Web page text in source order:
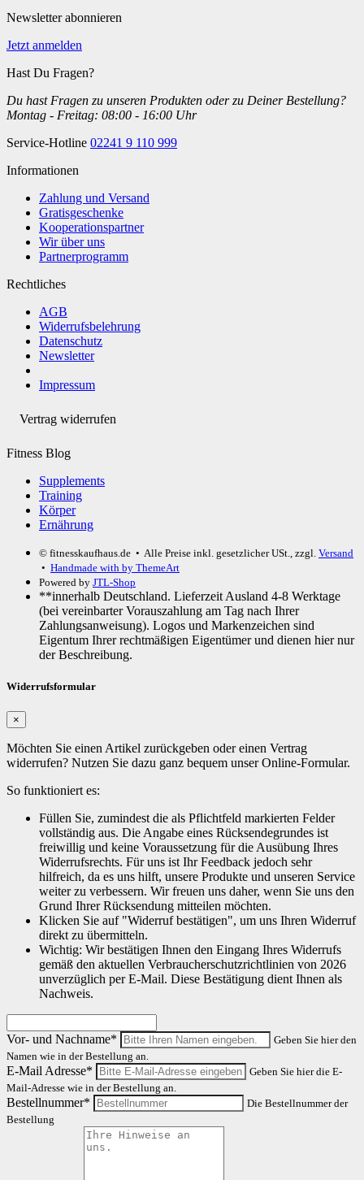
Newsletter abonnieren
Jetzt anmelden
Hast Du Fragen?
Du hast Fragen zu unseren Produkten oder zu Deiner Bestellung?
Montag - Freitag: 08:00 - 16:00 Uhr
Service-Hotline 02241 9 110 999
Informationen
Zahlung und Versand
Gratisgeschenke
Kooperationspartner
Wir über uns
Partnerprogramm
Rechtliches
AGB
Widerrufsbelehrung
Datenschutz
Newsletter
Impressum
Vertrag widerrufen
Fitness Blog
Supplements
Training
Körper
Ernährung
© fitnesskaufhaus.de • Alle Preise inkl. gesetzlicher USt., zzgl. Versand
• Handmade with by ThemeArt
Powered by JTL-Shop
**innerhalb Deutschland. Lieferzeit Ausland 4-8 Werktage
(bei vereinbarter Vorauszahlung am Tag nach Ihrer
Zahlungsanweisung). Logos und Markenzeichen sind
Eigentum Ihrer rechtmäßigen Eigentümer und dienen hier nur
der Beschreibung.
Widerrufsformular
×
Möchten Sie einen Artikel zurückgeben oder einen Vertrag
widerrufen? Nutzen Sie dazu ganz bequem unser Online-Formular.
So funktioniert es:
Füllen Sie, zumindest die als Pflichtfeld markierten Felder
vollständig aus. Die Angabe eines Rücksendegrundes ist
freiwillig und keine Voraussetzung für die Ausübung Ihres
Widerrufsrechts. Für uns ist Ihr Feedback jedoch sehr
hilfreich, da es uns hilft, unsere Produkte und unseren Service
weiter zu verbessern. Wir freuen uns daher, wenn Sie uns den
Grund Ihrer Rücksendung mitteilen möchten.
Klicken Sie auf "Widerruf bestätigen", um uns Ihren Widerruf
direkt zu übermitteln.
Wichtig: Wir bestätigen Ihnen den Eingang Ihres Widerrufs
gemäß den aktuellen Verbraucherschutzrichtlinien von 2026
unverzüglich per E-Mail. Diese Bestätigung dient Ihnen als
Nachweis.
Vor- und Nachname*
Geben Sie hier den
Namen wie in der Bestellung an.
E-Mail Adresse*
Geben Sie hier die E-
Mail-Adresse wie in der Bestellung an.
Bestellnummer*
Die Bestellnummer der
Bestellung